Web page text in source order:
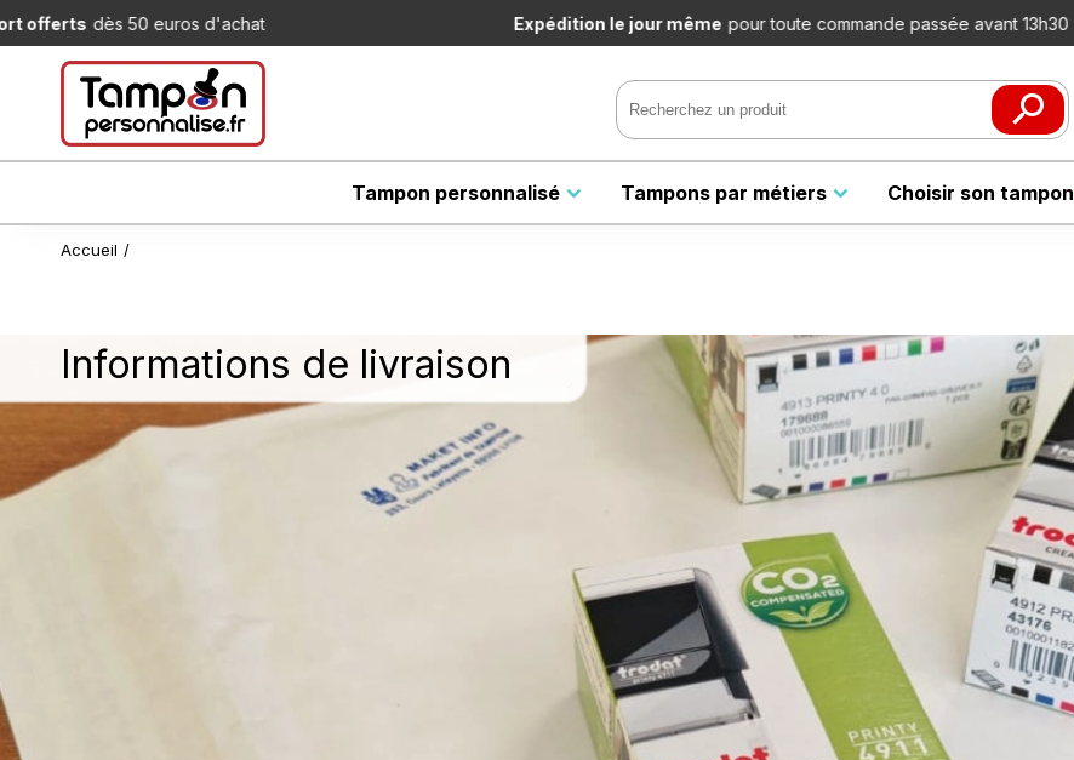
d'achat Expédition le jour même pour toute commande passée avant 13h30
Tampon personnalisé Tampons par métiers Choisir son tampon
Accueil /
Informations de livraison